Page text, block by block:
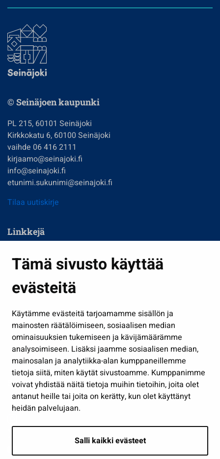
Tämä sivusto käyttää
evästeitä
Käytämme evästeitä tarjoamamme sisällön ja
mainosten räätälöimiseen, sosiaalisen median
ominaisuuksien tukemiseen ja kävijämäärämme
analysoimiseen. Lisäksi jaamme sosiaalisen median,
mainosalan ja analytiikka-alan kumppaneillemme
tietoja siitä, miten käytät sivustoamme. Kumppanimme
voivat yhdistää näitä tietoja muihin tietoihin, joita olet
antanut heille tai joita on kerätty, kun olet käyttänyt
heidän palvelujaan.
Salli kaikki evästeet
© Seinäjoen kaupunki
PL 215, 60101 Seinäjoki
Kirkkokatu 6, 60100 Seinäjoki
vaihde 06 416 2111
kirjaamo@seinajoki.fi
info@seinajoki.fi
etunimi.sukunimi@seinajoki.fi
Tilaa uutiskirje
Linkkejä
Kasvatus ja opetus
Kulttuuri ja liikunta
Työ ja yrittäminen
Osallistu ja asioi
Näytä omat evästeasetukseni
Seuraa meitä